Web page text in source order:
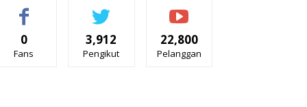
0
Fans
3,912
Pengikut
22,800
Pelanggan